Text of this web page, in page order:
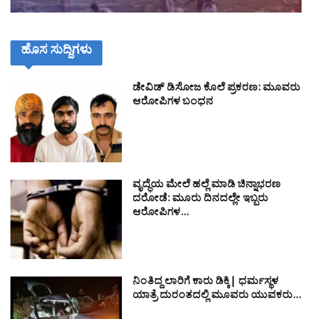
ಹೊಸ ಸುದ್ದಿಗಳು
ಡೇವಿಡ್ ಡಿಸೋಜ ಕೊಲೆ ಪ್ರಕರಣ: ಮೂವರು
ಆರೋಪಿಗಳ ಬಂಧನ
ವೃದ್ಧೆಯ ಮೇಲೆ ಹಲ್ಲೆ ಮಾಡಿ ಚಿನ್ನಾಭರಣ
ದರೋಡೆ: ಮೂರು ದಿನದಲ್ಲೇ ಇಬ್ಬರು
ಆರೋಪಿಗಳ…
ನಿಂತಿದ್ದ ಲಾರಿಗೆ ಕಾರು ಡಿಕ್ಕಿ| ಧರ್ಮಸ್ಥಳ
ಯಾತ್ರೆ ದುರಂತದಲ್ಲಿ ಮೂವರು ಯುವಕರು…